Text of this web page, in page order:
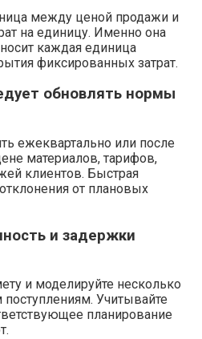
между ценой продажи и
на единицу. Именно она
каждая единица
фиксированных затрат.
обновлять нормы
ежеквартально или после
материалов, тарифов,
клиентов. Быстрая
от плановых
и задержки
и моделируйте несколько
Учитывайте
планирование